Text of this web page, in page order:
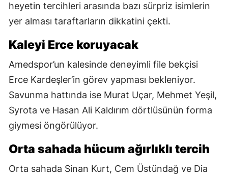
heyetin tercihleri arasında bazı sürpriz isimlerin
yer alması taraftarların dikkatini çekti.
Kaleyi Erce koruyacak
Amedspor’un kalesinde deneyimli file bekçisi
Erce Kardeşler’in görev yapması bekleniyor.
Savunma hattında ise Murat Uçar, Mehmet Yeşil,
Syrota ve Hasan Ali Kaldırım dörtlüsünün forma
giymesi öngörülüyor.
Orta sahada hücum ağırlıklı tercih
Orta sahada Sinan Kurt, Cem Üstündağ ve Dia